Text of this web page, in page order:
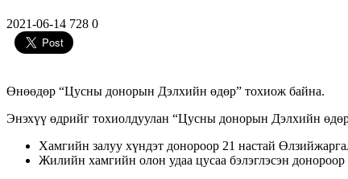
2021-06-14 728 0
Өнөөдөр “Цусны донорын Дэлхийн өдөр” тохиож байна.
Энэхүү өдрийг тохиолдуулан “Цусны донорын Дэлхийн
Хамгийн залуу хүндэт донороор 21 настай
Жилийн хамгийн олон удаа цусаа бэлэглэсэн